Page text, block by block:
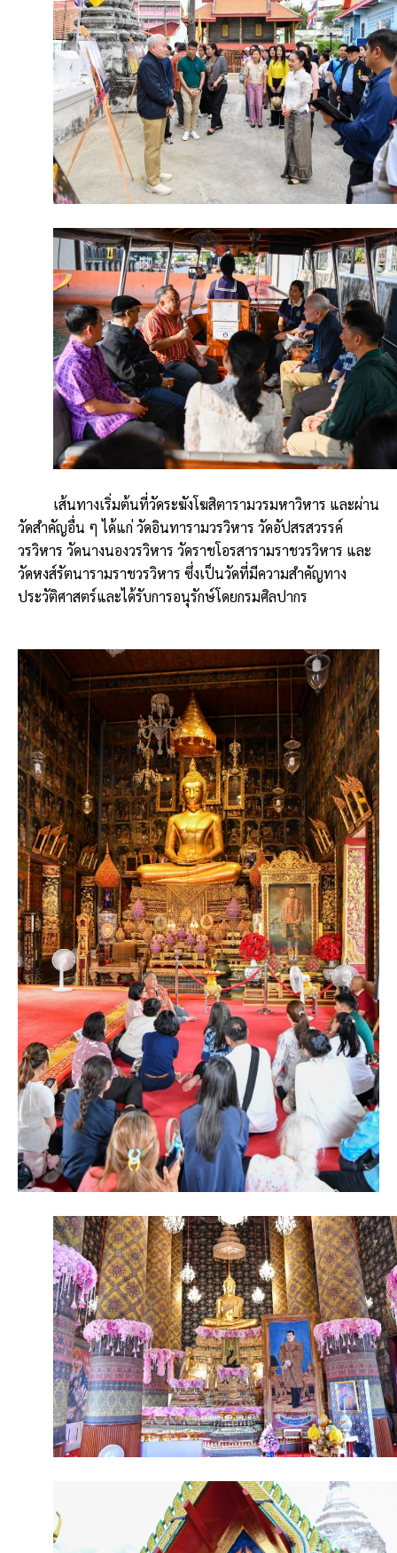
เส้นทางเริ่มต้นที่วัดระฆังโฆสิตารามวรมหาวิหาร และผ่าน
วัดสำคัญอื่น ๆ ได้แก่ วัดอินทารามวรวิหาร วัดอัปสรสวรรค์
วรวิหาร วัดนางนองวรวิหาร วัดราชโอรสารามราชวรวิหาร และ
วัดหงส์รัตนารามราชวรวิหาร ซึ่งเป็นวัดที่มีความสำคัญทาง
ประวัติศาสตร์และได้รับการอนุรักษ์โดยกรมศิลปากร